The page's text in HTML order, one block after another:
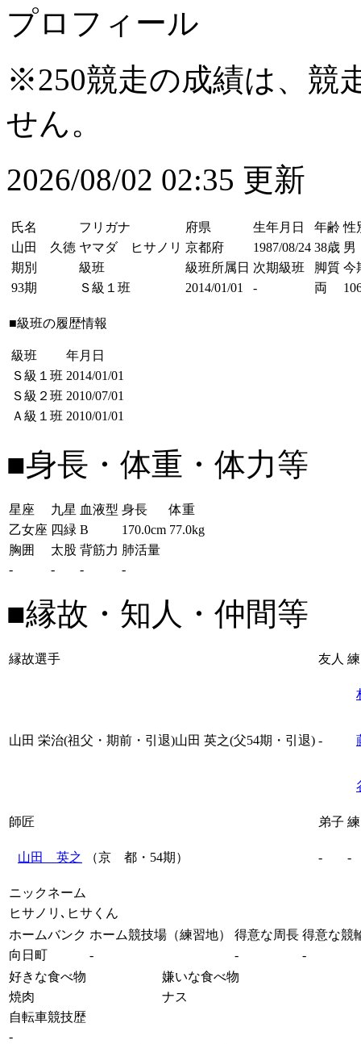
プロフィール
※250競走の成績は、競
せん。
2026/08/02 02:35 更新
氏名 フリガナ 府県 生年月日 年齢 性
山田 久徳 ヤマダ ヒサノリ 京都府 1987/08/24 38歳 男
期別
級班 級班所属日 次期級班 脚質 今
93期
Ｓ級１班 2014/01/01 - 両
■級班の履歴情報
級班
年月日
Ｓ級１班 2014/01/01
Ｓ級２班 2010/07/01
Ａ級１班 2010/01/01
■身長・体重・体力等
星座 九星 血液型 身長
体重
乙女座 四緑 B 170.0cm 77.0kg
胸囲
太股 背筋力 肺活量
-
- - -
■縁故・知人・仲間等
縁故選手 友人
山田 栄治(祖父・期前・引退)山田 英之(父54期・引退) -
師匠 弟子
山田 英之 （京 都・54期） - -
ニックネーム
ヒサノリ､ヒサくん
ホームバンク ホーム競技場（練習地） 得意な周長 得意な競
向日町
- -
-
好きな食べ物
嫌いな食べ物
焼肉
ナス
自転車競技歴
-